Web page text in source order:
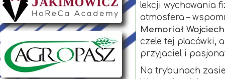
lekcji wychowania
atmosfera –
Memoriał
czele tej placówki,
przyjaciel i
Na trybunach